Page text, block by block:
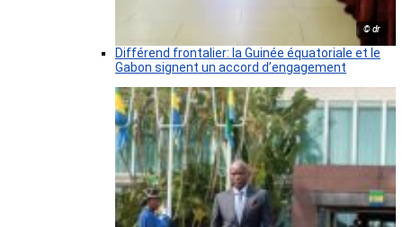
© dr
Différend frontalier: la Guinée équatoriale et le
Gabon signent un accord d’engagement